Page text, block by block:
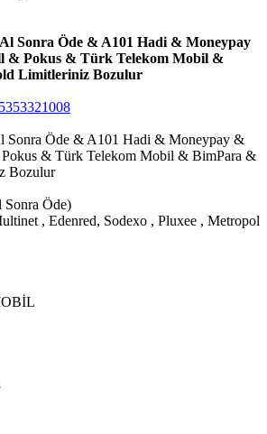
Sonra Öde & A101 Hadi & Moneypay
& Pokus & Türk Telekom Mobil &
Limitleriniz Bozulur
Sonra Öde & A101 Hadi & Moneypay &
& Türk Telekom Mobil & BimPara &
Bozulur
Sonra Öde)
, Edenred, Sodexo , Pluxee , Metropol